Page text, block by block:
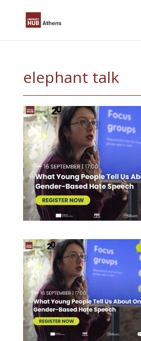
elephant talk